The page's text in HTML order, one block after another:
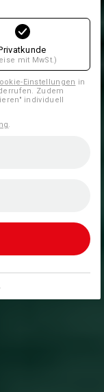
mit MwSt.)
Einstellungen in
Zudem
individuell